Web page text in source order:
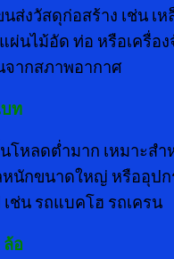
ส่งวัสดุก่อสร้าง เช่น เห
ผ่นไม้อัด ท่อ หรือเครื่อ
จากสภาพอากาศ
บท
โหลดต่ำมาก เหมาะสำ
หนักขนาดใหญ่ หรืออุป
เช่น รถแบคโฮ รถเครน
ล้อ